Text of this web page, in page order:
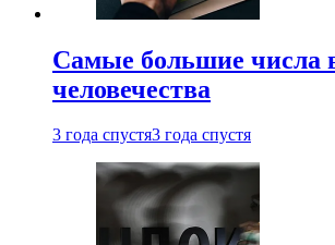
Самые большие числа
человечества
3 года спустя3 года спустя